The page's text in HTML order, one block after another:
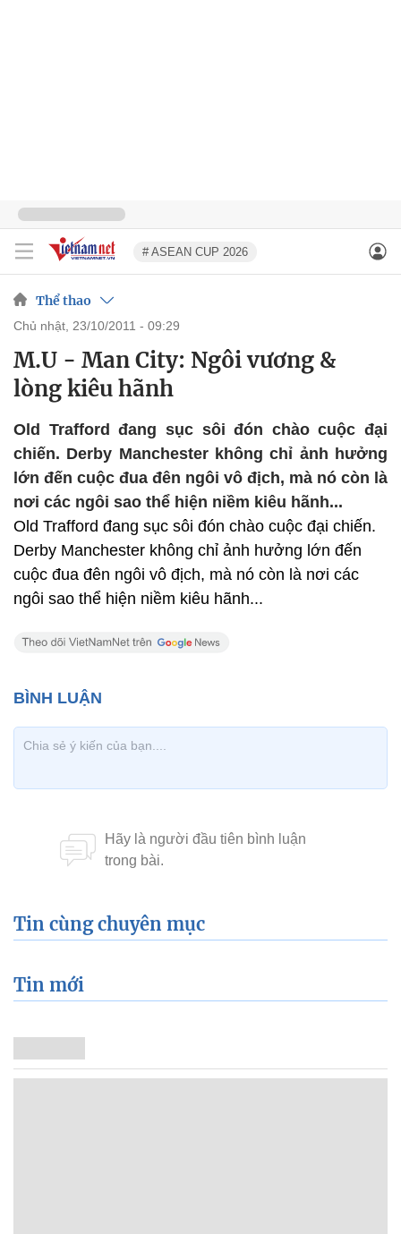
# ASEAN CUP 2026
Thể thao
chủ nhật, 23/10/2011 - 09:29
M.U - Man City: Ngôi vương &
lòng kiêu hãnh
Old Trafford đang sục sôi đón chào cuộc đại
chiến. Derby Manchester không chỉ ảnh hưởng
lớn đến cuộc đua đên ngôi vô địch, mà nó còn là
nơi các ngôi sao thể hiện niềm kiêu hãnh...
Old Trafford đang sục sôi đón chào cuộc đại chiến.
Derby Manchester không chỉ ảnh hưởng lớn đến
cuộc đua đên ngôi vô địch, mà nó còn là nơi các
ngôi sao thể hiện niềm kiêu hãnh...
Tin cùng chuyên mục
Tin mới